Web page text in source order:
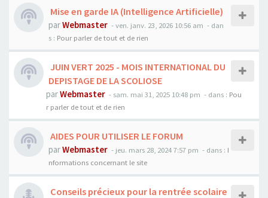
Mise en garde IA (Intelligence Artificielle)
parWebmaster - ven. janv. 23, 2026 10:56 am - dan
s : Pour parler de tout et de rien
JUIN VERT 2025 - MOIS INTERNATIONAL DU
DEPISTAGE DE LA SCOLIOSE
parWebmaster - sam. mai 31, 2025 10:48 pm - dans : Pou
r parler de tout et de rien
AIDES POUR UTILISER LE FORUM
parWebmaster - jeu. mars 28, 2024 7:57 pm - dans : I
nformations concernant le site
Conseils précieux pour la rentrée scolaire